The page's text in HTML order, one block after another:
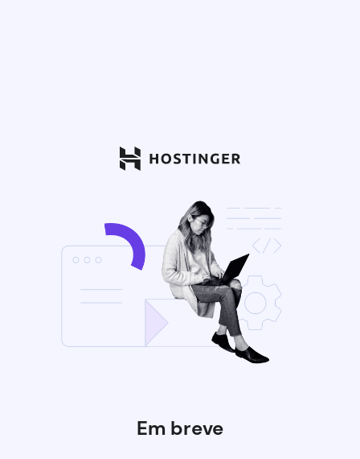
Em breve